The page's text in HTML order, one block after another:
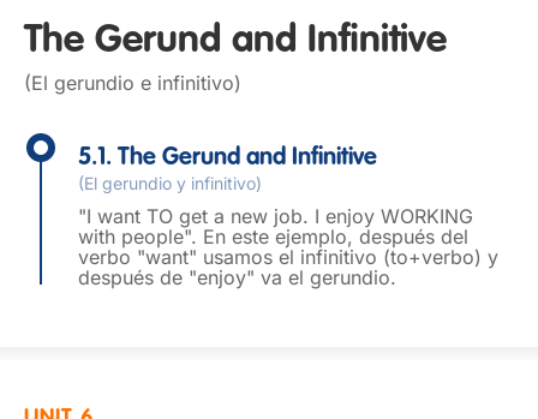
The Gerund and Infinitive
(El gerundio e infinitivo)
5.1. The Gerund and Infinitive
(El gerundio y infinitivo)
"I want TO get a new job. I enjoy WORKING
with people". En este ejemplo, después del
verbo "want" usamos el infinitivo (to+verbo) y
después de "enjoy" va el gerundio.